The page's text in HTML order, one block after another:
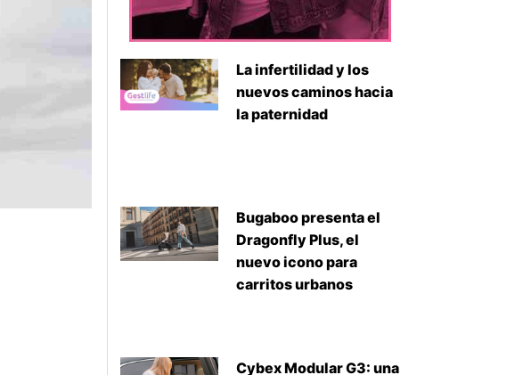
La infertilidad y los
nuevos caminos hacia
la paternidad
Bugaboo presenta el
Dragonfly Plus, el
nuevo icono para
carritos urbanos
Cybex Modular G3: una